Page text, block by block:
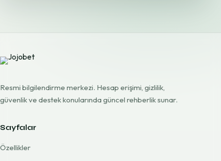
Resmi bilgilendirme merkezi. Hesap erişimi, gizlilik,
güvenlik ve destek konularında güncel rehberlik sunar.
Sayfalar
Özellikler